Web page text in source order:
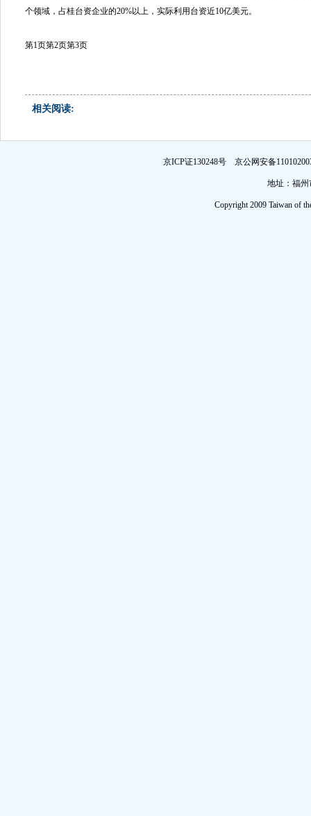
个领域，占桂台资企业的20%以上，实际利用台资近10亿美元。
第1页第2页第3页
相关阅读:
京ICP证130248号 京公网安备
地址：福州
Copyright 2009 Taiwan of